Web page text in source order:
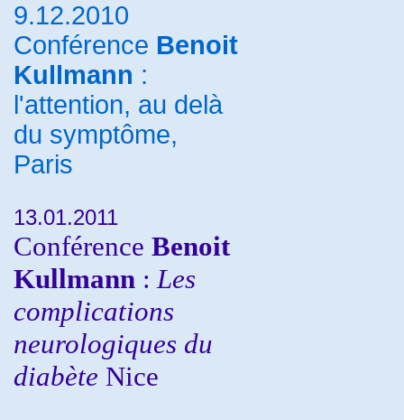
9.12.2010
Conférence Benoit
Kullmann :
l'attention, au delà
du symptôme,
Paris
13.01.2011
Conférence Benoit
Kullmann : Les
complications
neurologiques du
diabète Nice